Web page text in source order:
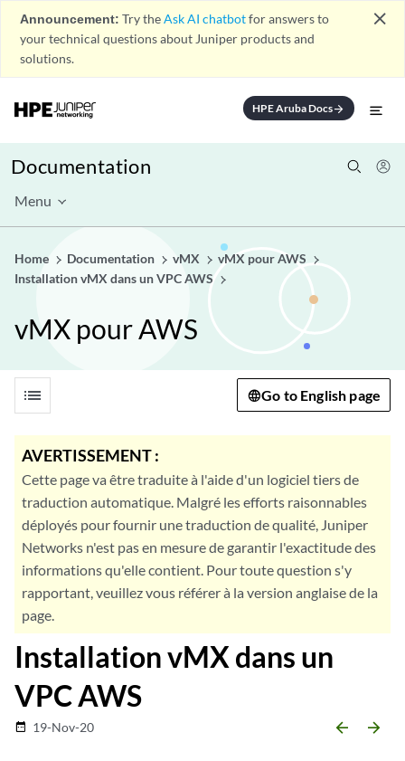
Announcement: Try theAsk AI chatbotfor answers to
your technical questions about Juniper products and
solutions.
close
HPE Aruba Docsarrow_forward
Documentation
Menu
Home Documentation vMX
vMX pour AWS
Installation vMX dans un VPC AWS
vMX pour AWS
list Go to English page
AVERTISSEMENT :
Cette page va être traduite à l'aide d'un logiciel tiers de
traduction automatique. Malgré les efforts raisonnables
déployés pour fournir une traduction de qualité, Juniper
Networks n'est pas en mesure de garantir l'exactitude des
informations qu'elle contient. Pour toute question s'y
rapportant, veuillez vous référer à la version anglaise de la
page.
Installation vMX dans un
VPC AWS
date_range 19-Nov-20 arrow_backward arrow_forward